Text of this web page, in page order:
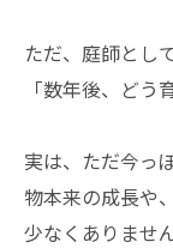
ただ、庭師とし
「数年後、どう
実は、ただ今っ
物本来の成長や
少なくありません